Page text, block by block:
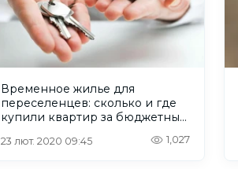
Временное жилье для
переселенцев: сколько и где
купили квартир за бюджетные
23 лют. 2020 09:45 1,027